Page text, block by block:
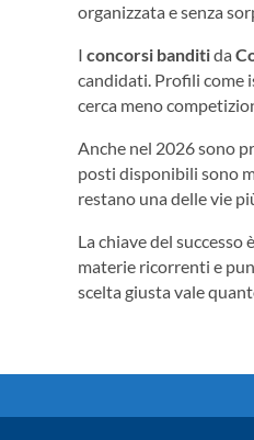
organizzata e senza
I concorsi banditida
candidati. Profili come
cerca meno
Anche nel 2026 sono
posti disponibili sono
restano una delle vie
La chiave del
materie ricorrenti e
scelta giusta vale